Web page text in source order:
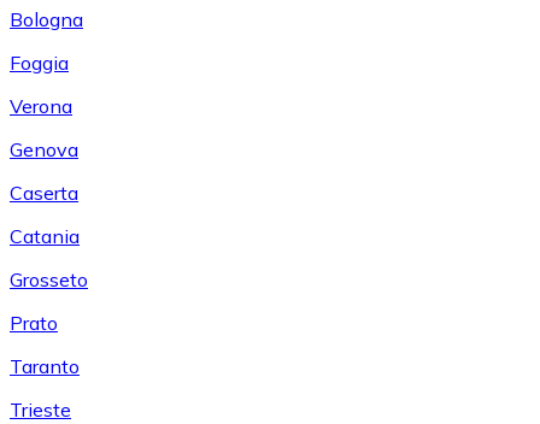
Bologna
Foggia
Verona
Genova
Caserta
Catania
Grosseto
Prato
Taranto
Trieste